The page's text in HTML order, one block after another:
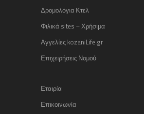
Δρομολόγια Κτελ
Φιλικά sites – Χρήσιμα
Αγγελίες kozaniLife.gr
Επιχειρήσεις Νομού
Εταιρία
Επικοινωνία